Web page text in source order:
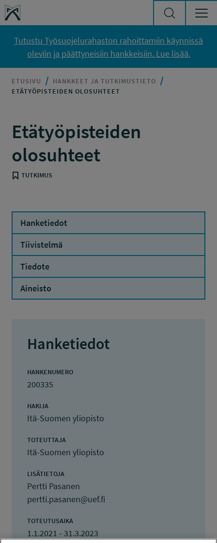
Siirry sisältöön
Työsuojelurahasto
Tutustu Työsuojelurahaston rahoittamiin käynnissä
oleviin ja päättyneisiin hankkeisiin. Lue lisää.
ETUSIVU
HANKKEET JA TUTKIMUSTIETO
ETÄTYÖPISTEIDEN OLOSUHTEET
Etätyöpisteiden
olosuhteet
TUTKIMUS
Hanketiedot
Tiivistelmä
Tiedote
Aineisto
Hanketiedot
HANKENUMERO
200335
HAKIJA
Itä-Suomen yliopisto
TOTEUTTAJA
Itä-Suomen yliopisto
LISÄTIETOJA
Pertti Pasanen
pertti.pasanen@uef.fi
TOTEUTUSAIKA
1.1.2021 - 31.3.2023